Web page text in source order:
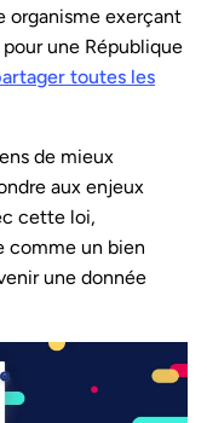
organisme exerçant
une République
toutes les
de mieux
aux enjeux
cette loi,
comme un bien
une donnée